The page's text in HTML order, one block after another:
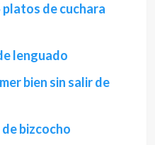
platos de cuchara
lenguado
bien sin salir de
bizcocho